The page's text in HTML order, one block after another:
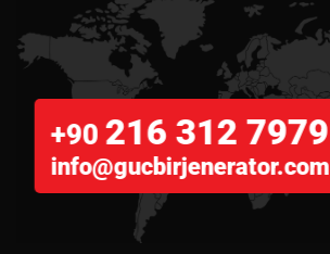
+90 216 312 7979
info@gucbirjenerator.com